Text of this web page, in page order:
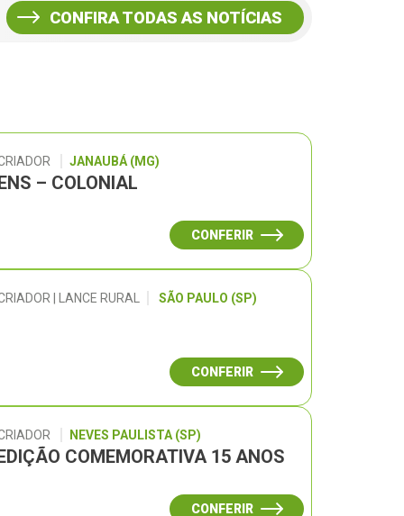
CONFIRA TODAS AS NOTÍCIAS
JANAUBÁ (MG)
– COLONIAL
CONFERIR
| LANCE RURAL SÃO PAULO (SP)
CONFERIR
NEVES PAULISTA (SP)
COMEMORATIVA 15 ANOS
CONFERIR